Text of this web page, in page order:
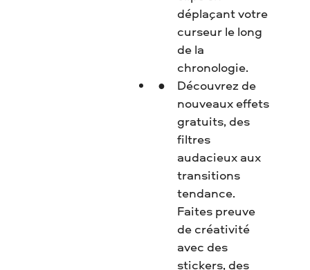
déplaçant votre
curseur le long
de la
chronologie.
Découvrez de
nouveaux effets
gratuits, des
filtres
audacieux aux
transitions
tendance.
Faites preuve
de créativité
avec des
stickers, des